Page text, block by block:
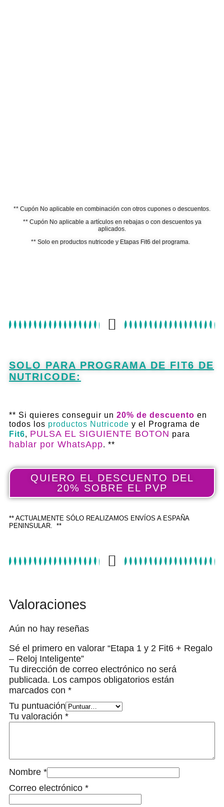
** Cupón No aplicable en combinación con otros cupones o descuentos.
** Cupón No aplicable a artículos en rebajas o con descuentos ya
aplicados.
** Solo en productos nutricode y Etapas Fit6 del programa.
SOLO PARA PROGRAMA DE FIT6 DE
NUTRICODE:
** Si quieres conseguir un 20% de descuento en
todos los productos Nutricode y el Programa de
Fit6, PULSA EL SIGUIENTE BOTON para
hablar por WhatsApp. **
QUIERO EL DESCUENTO DEL
20% SOBRE EL PVP
** ACTUALMENTE SÓLO REALIZAMOS ENVÍOS A ESPAÑA
PENINSULAR. **
Valoraciones
Aún no hay reseñas
Sé el primero en valorar “Etapa 1 y 2 Fit6 + Regalo
– Reloj Inteligente”
Tu dirección de correo electrónico no será
publicada. Los campos obligatorios están
marcados con *
Tu puntuación
Tu valoración *
Nombre *
Correo electrónico *